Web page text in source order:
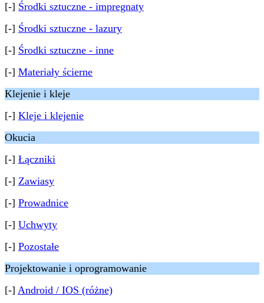
[-] Środki sztuczne - impregnaty
[-] Środki sztuczne - lazury
[-] Środki sztuczne - inne
[-] Materiały ścierne
Klejenie i kleje
[-] Kleje i klejenie
Okucia
[-] Łączniki
[-] Zawiasy
[-] Prowadnice
[-] Uchwyty
[-] Pozostałe
Projektowanie i oprogramowanie
[-] Android / IOS (różne)